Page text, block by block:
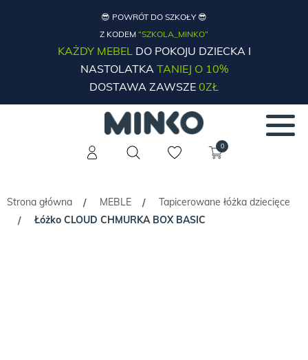
😎 POWRÓT DO SZKOŁY 😎
Z KODEM “SZKOLA_MINKO”
KAŻDY MEBELDO POKOJU DZIECKA I
NASTOLATKATANIEJ O 10%
DOSTAWA ZAWSZE 0ZŁ
0
Strona główna / MEBLE /
Tapicerowane łóżka dziecięce
/
Łóżko CLOUD CHMURKA BOX BASIC